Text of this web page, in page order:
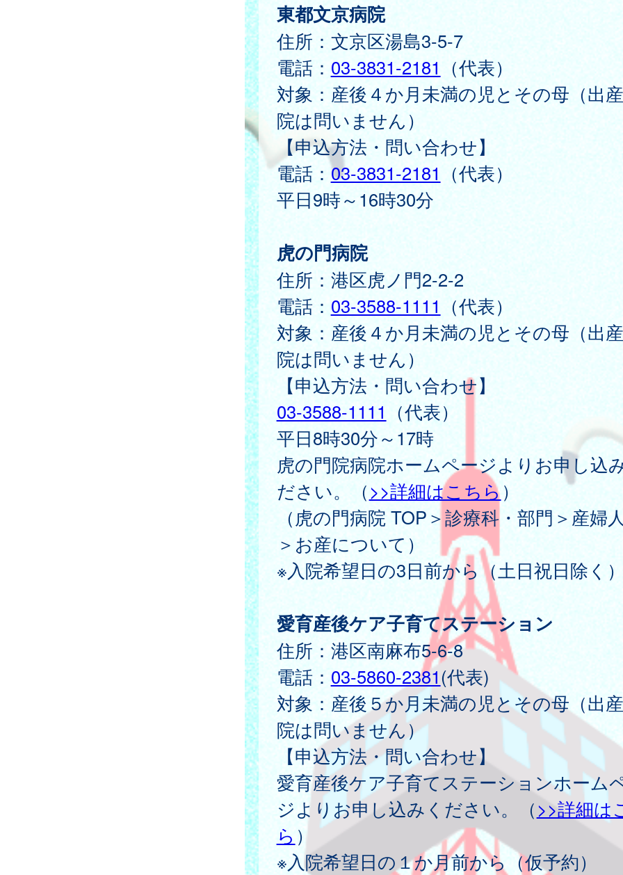
東都文京病院
住所：文京区湯島3-5-7
電話： 03-3831-2181 （代表）
対象：産後４か月未満の児とその母（出
院は問いません）
【申込方法・問い合わせ】
電話：03-3831-2181 （代表）
平日9時～16時30分
虎の門病院
住所：港区虎ノ門2-2-2
電話： 03-3588-1111 （代表）
対象：産後４か月未満の児とその母（出
院は問いません）
【申込方法・問い合わせ】
03-3588-1111 （代表）
平日8時30分～17時
虎の門院病院ホームページよりお申し込
ださい。（>>詳細はこちら）
（虎の門病院 TOP＞診療科・部門＞産婦
＞お産について）
※入院希望日の3日前から（土日祝日除く
愛育産後ケア子育てステーション
住所：港区南麻布5-6-8
電話：03-5860-2381(代表)
対象：産後５か月未満の児とその母（出
院は問いません）
【申込方法・問い合わせ】
愛育産後ケア子育てステーションホーム
ジよりお申し込みください。（>>詳細は
ら ）
※入院希望日の１か月前から（仮予約）